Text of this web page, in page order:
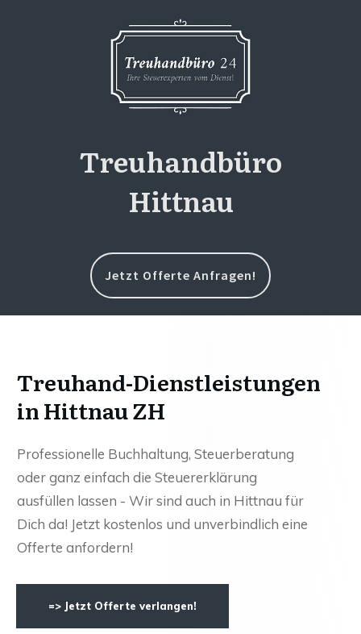
Treuhandbüro
Hittnau
Jetzt Offerte Anfragen!
Treuhand-Dienstleistungen
in Hittnau ZH
Professionelle Buchhaltung, Steuerberatung
oder ganz einfach die Steuererklärung
ausfüllen lassen - Wir sind auch in Hittnau für
Dich da! Jetzt kostenlos und unverbindlich eine
Offerte anfordern!
=> Jetzt Offerte verlangen!